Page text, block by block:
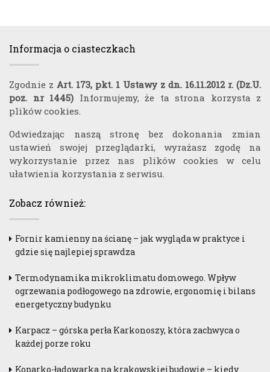
Informacja o ciasteczkach
Zgodnie z Art. 173, pkt. 1 Ustawy z dn. 16.11.2012 r. (Dz.U.
poz. nr 1445) Informujemy, że ta strona korzysta z
plików cookies.
Odwiedzając naszą stronę bez dokonania zmian
ustawień swojej przeglądarki, wyrażasz zgodę na
wykorzystanie przez nas plików cookies w celu
ułatwienia korzystania z serwisu.
Zobacz również:
Fornir kamienny na ścianę – jak wygląda w praktyce i
gdzie się najlepiej sprawdza
Termodynamika mikroklimatu domowego. Wpływ
ogrzewania podłogowego na zdrowie, ergonomię i bilans
energetyczny budynku
Karpacz – górska perła Karkonoszy, która zachwyca o
każdej porze roku
Koparko-ładowarka na krakowskiej budowie – kiedy